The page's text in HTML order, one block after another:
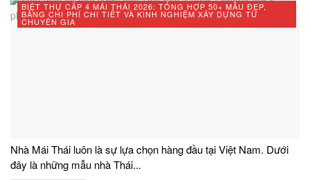
BIỆT THỰ CẤP 4 MÁI THÁI 2026: TỔNG HỢP 50+ MẪU ĐẸP,
BẢNG CHI PHÍ CHI TIẾT VÀ KINH NGHIỆM XÂY DỰNG TỪ
CHUYÊN GIA
Nhà Mái Thái luôn là sự lựa chọn hàng đầu tại Việt Nam. Dưới
đây là những mẫu nhà Thái...